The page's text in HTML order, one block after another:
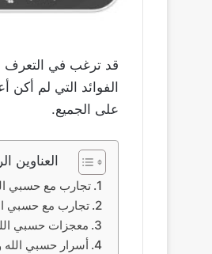
قد ترغب في التعرف
الفوائد التي لم أكن
على الجميع.
العناوين
تجارب مع حسبي
تجارب مع حسبي
معجزات حسبي
أسرار حسبي الله